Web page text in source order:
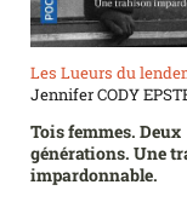
Les Lueurs du
Jennifer CODY
Tois femmes. Deux
générations. Une
impardonnable.